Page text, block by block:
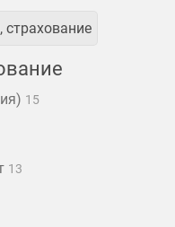
страхование
15
13